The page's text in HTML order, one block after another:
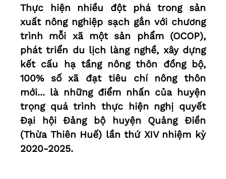
Thực hiện nhiều đột phá trong sản
xuất nông nghiệp sạch gắn với chương
trình mỗi xã một sản phẩm (OCOP),
phát triển du lịch làng nghề, xây dựng
kết cấu hạ tầng nông thôn đồng bộ,
100% số xã đạt tiêu chí nông thôn
mới... là những điểm nhấn của huyện
trọng quá trình thực hiện nghị quyết
Đại hội Đảng bộ huyện Quảng Điền
(Thừa Thiên Huế) lần thứ XIV nhiệm kỳ
2020-2025.